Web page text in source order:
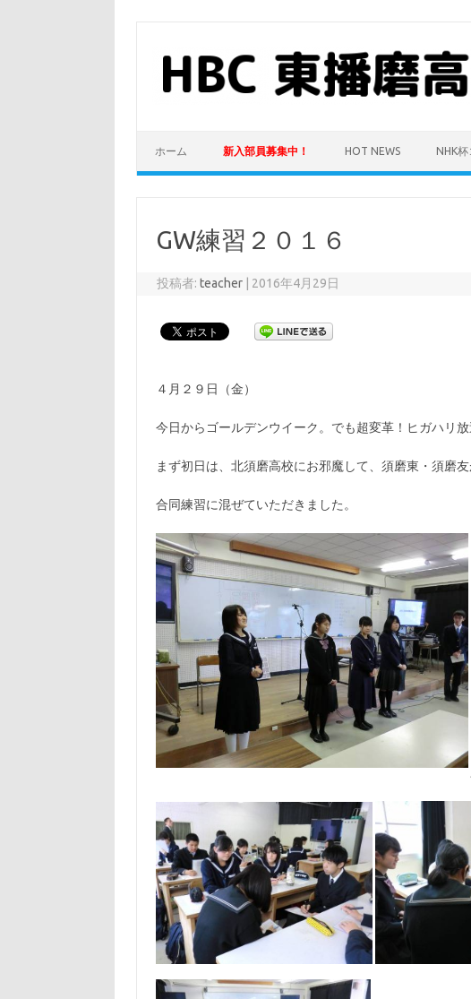
ホーム 新入部員募集中！ HOT NEWS NHK杯
GW練習２０１６
投稿者:teacher 2016年4月29日
４月２９日（金）
今日からゴールデンウイーク。でも超変革！ヒガハリ放
まず初日は、北須磨高校にお邪魔して、須磨東・須磨
合同練習に混ぜていただきました。